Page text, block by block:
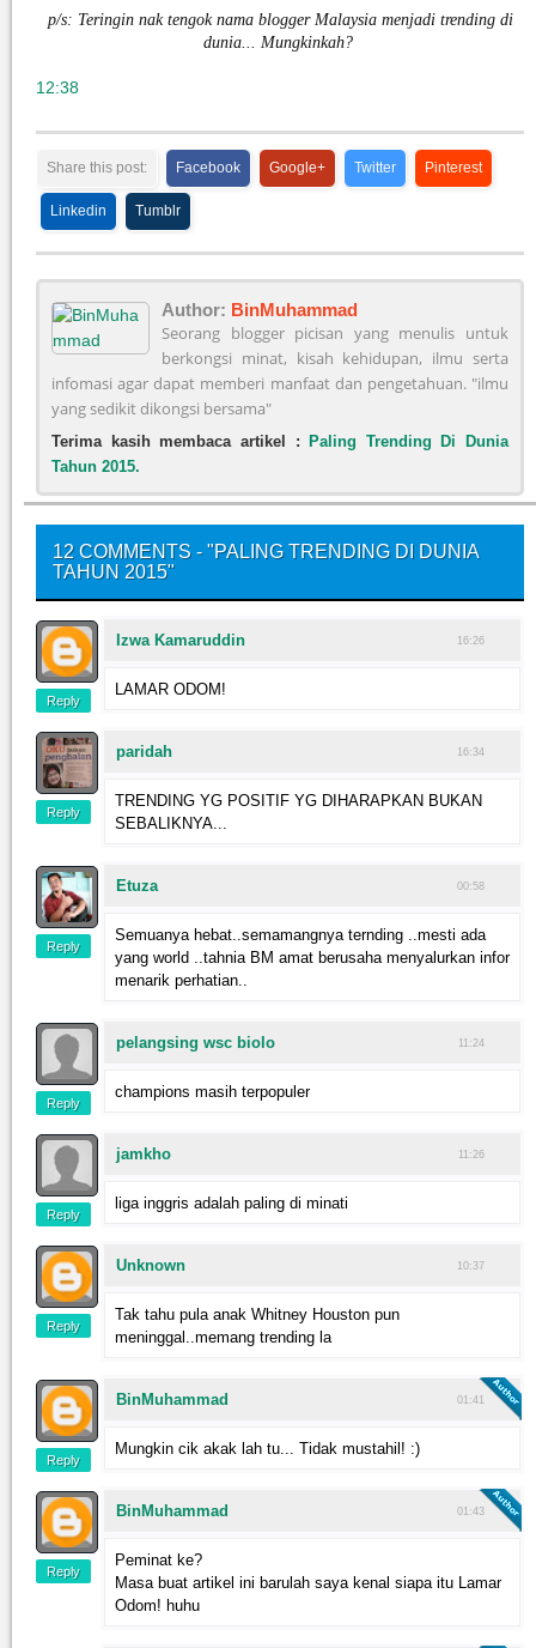
p/s: Teringin nak tengok nama blogger Malaysia menjadi trending di
dunia... Mungkinkah?
12:38
Share this post: Facebook Google+ Twitter Pinterest
Linkedin Tumblr
Author: BinMuhammad
Seorang blogger picisan yang menulis untuk
berkongsi minat, kisah kehidupan, ilmu serta
infomasi agar dapat memberi manfaat dan pengetahuan. "ilmu
yang sedikit dikongsi bersama"
Terima kasih membaca artikel :
Paling Trending Di Dunia
Tahun 2015.
12 COMMENTS - "PALING TRENDING DI DUNIA
TAHUN 2015"
Reply
Izwa Kamaruddin 16:26
LAMAR ODOM!
Reply
paridah 16:34
TRENDING YG POSITIF YG DIHARAPKAN BUKAN
SEBALIKNYA...
Reply
Etuza 00:58
Semuanya hebat..semamangnya ternding ..mesti ada
yang world ..tahnia BM amat berusaha menyalurkan infor
menarik perhatian..
Reply
pelangsing wsc biolo 11:24
champions masih terpopuler
Reply
jamkho 11:26
liga inggris adalah paling di minati
Reply
Unknown 10:37
Tak tahu pula anak Whitney Houston pun
meninggal..memang trending la
Reply
BinMuhammad 01:41
Mungkin cik akak lah tu... Tidak mustahil! :)
Reply
BinMuhammad 01:43
Peminat ke?
Masa buat artikel ini barulah saya kenal siapa itu Lamar
Odom! huhu